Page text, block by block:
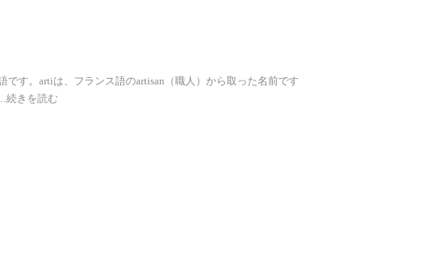
す。artiは、フランス語のartisan（職人）から取った名前です
続きを読む